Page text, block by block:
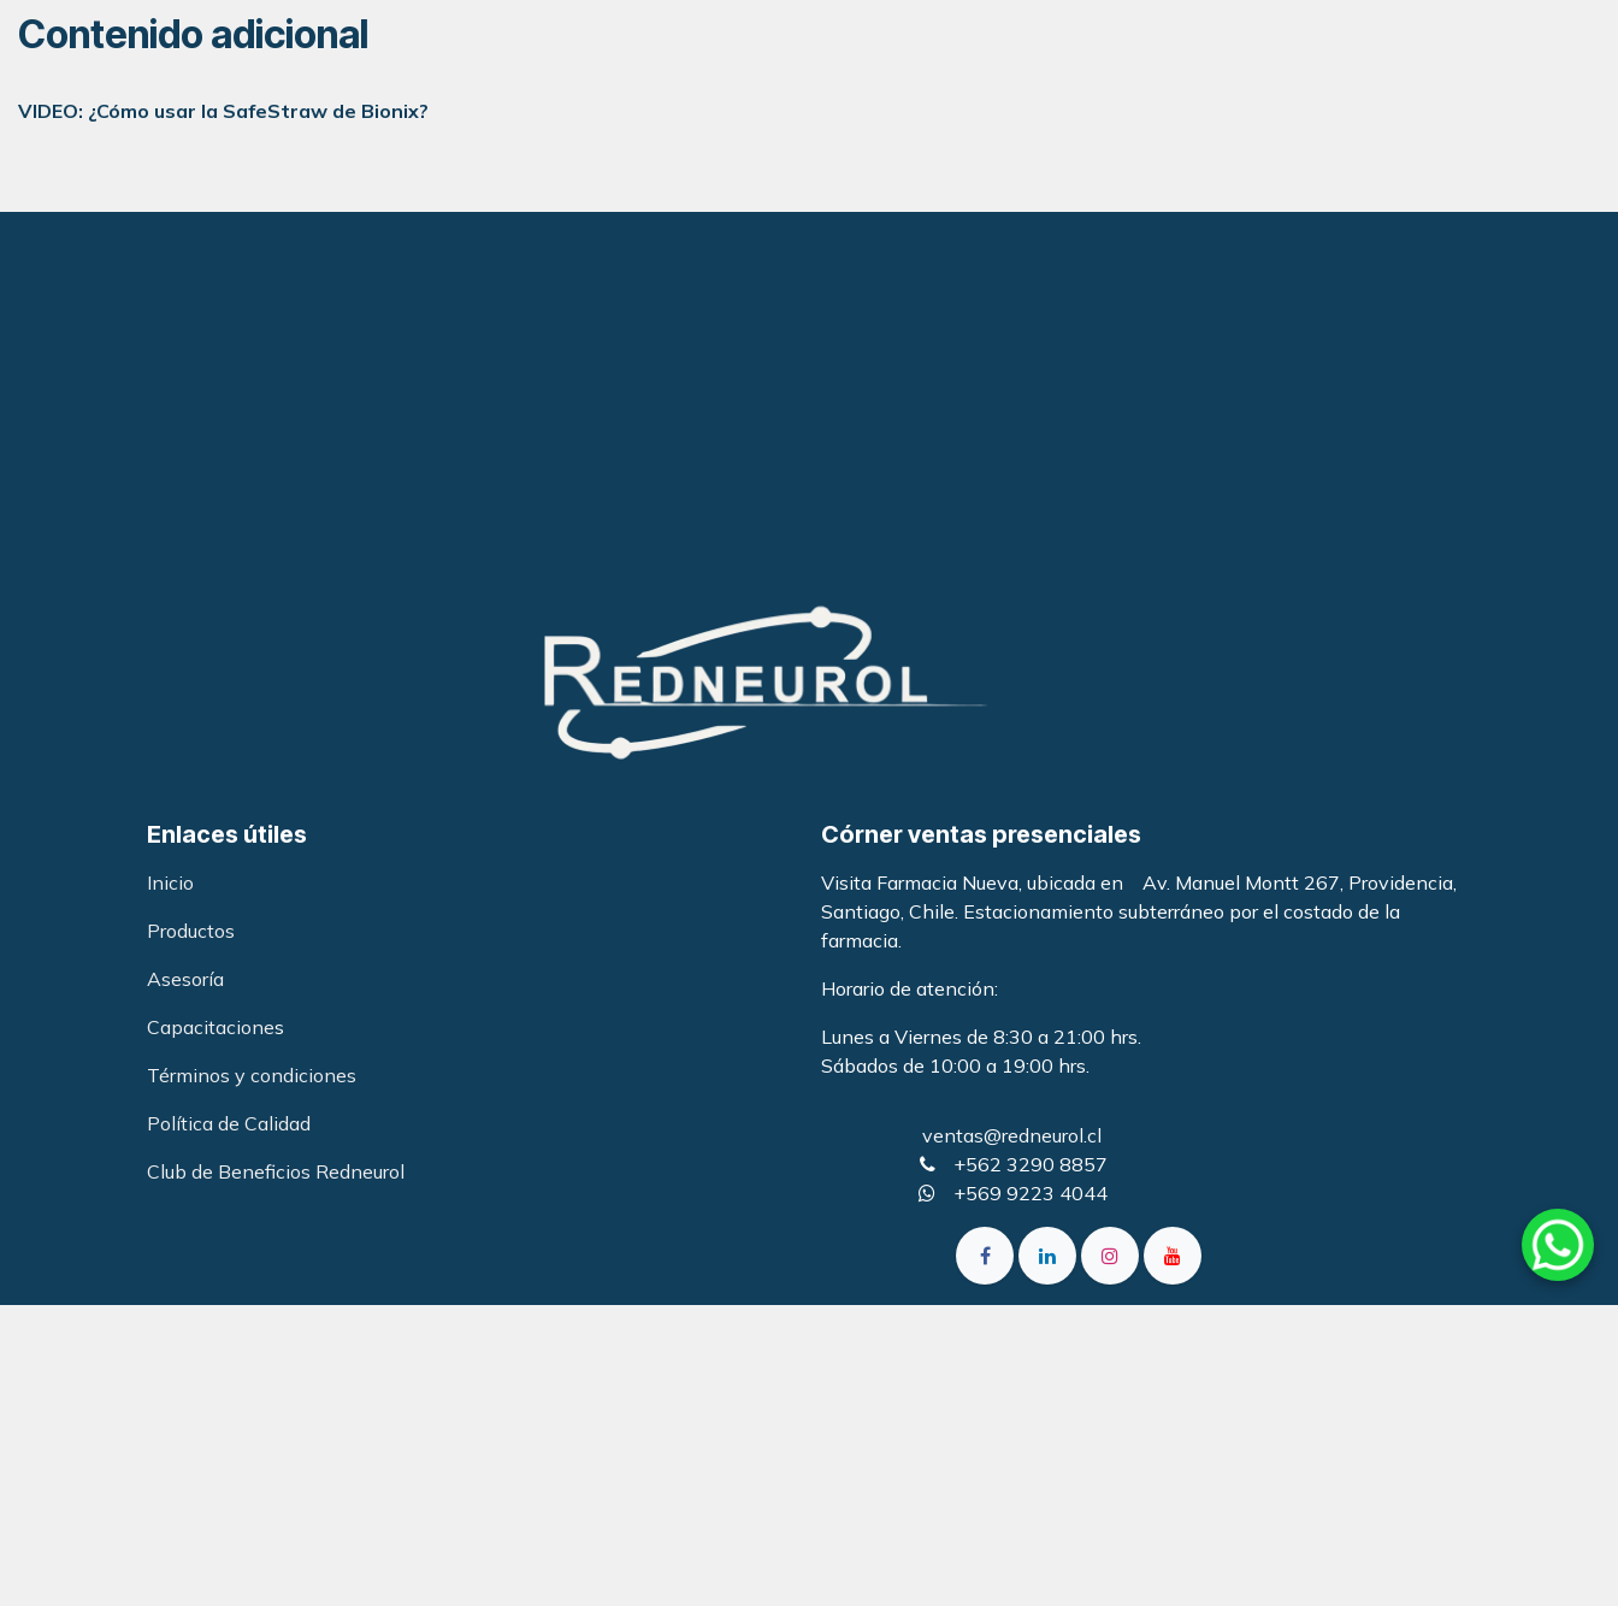
Contenido adicional
VIDEO: ¿Cómo usar la SafeStraw de Bionix?
ventas@redneurol.cl
+562 3290 8857
+569 9223 4044
Córner ventas presenciales
Visita Farmacia Nueva, ubicada en Av. Manuel Montt 267, Providencia,
Santiago, Chile. Estacionamiento subterráneo por el costado de la
farmacia.
Horario de atención:
Lunes a Viernes de 8:30 a 21:00 hrs.
Sábados de 10:00 a 19:00 hrs.
Enlaces útiles
Inicio
Productos
Asesoría
Capacitaciones
Términos y condiciones
Política de Calidad
Club de Beneficios Redneurol